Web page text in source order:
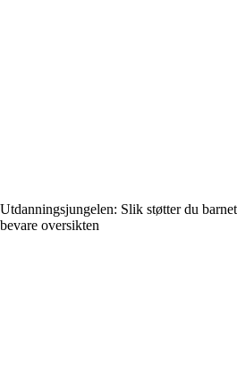
Utdanningsjungelen: Slik støtter du
bevare oversikten